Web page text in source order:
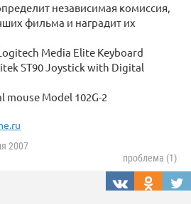
независимая комиссия,
фильма и наградит их
Media Elite Keyboard
ST90 Joystick with Digital
Model 102G-2
2007
проблема (1)